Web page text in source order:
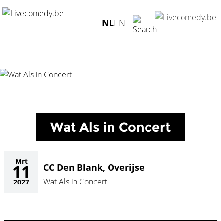
NLEN
Home/Agenda/
CC Den Blank, Overijse
Wat Als in Concert
Mrt
11
2027
CC Den Blank, Overijse
Wat Als in Concert